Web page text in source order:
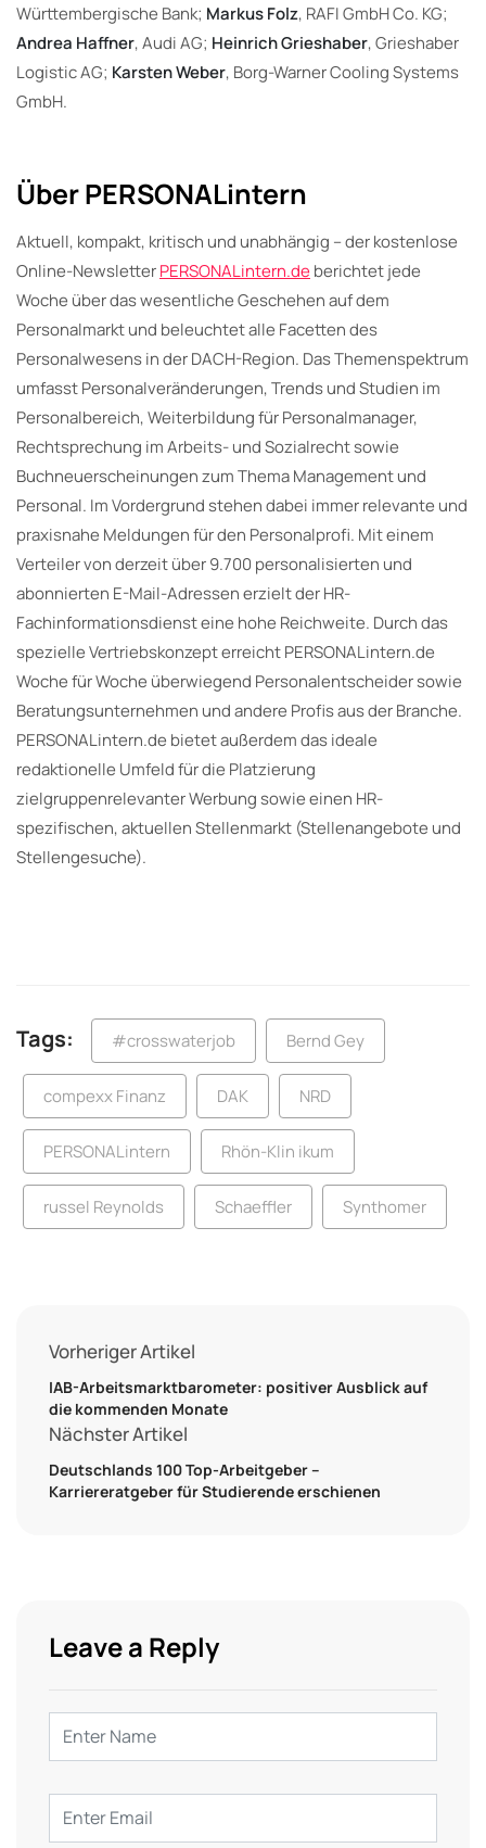
Württembergische Bank; Markus Folz, RAFI GmbH Co. KG;
Andrea Haffner, Audi AG; Heinrich Grieshaber, Grieshaber
Logistic AG; Karsten Weber, Borg-Warner Cooling Systems
GmbH.
Über PERSONALintern
Aktuell, kompakt, kritisch und unabhängig – der kostenlose
Online-NewsletterPERSONALintern.deberichtet jede
Woche über das wesentliche Geschehen auf dem
Personalmarkt und beleuchtet alle Facetten des
Personalwesens in der DACH-Region. Das Themenspektrum
umfasst Personalveränderungen, Trends und Studien im
Personalbereich, Weiterbildung für Personalmanager,
Rechtsprechung im Arbeits- und Sozialrecht sowie
Buchneuerscheinungen zum Thema Management und
Personal. Im Vordergrund stehen dabei immer relevante und
praxisnahe Meldungen für den Personalprofi. Mit einem
Verteiler von derzeit über 9.700 personalisierten und
abonnierten E-Mail-Adressen erzielt der HR-
Fachinformationsdienst eine hohe Reichweite. Durch das
spezielle Vertriebskonzept erreicht PERSONALintern.de
Woche für Woche überwiegend Personalentscheider sowie
Beratungsunternehmen und andere Profis aus der Branche.
PERSONALintern.de bietet außerdem das ideale
redaktionelle Umfeld für die Platzierung
zielgruppenrelevanter Werbung sowie einen HR-
spezifischen, aktuellen Stellenmarkt (Stellenangebote und
Stellengesuche).
Tags: #crosswaterjob Bernd Gey
compexx Finanz DAK NRD
PERSONALintern Rhön-Klin ikum
russel Reynolds Schaeffler Synthomer
Vorheriger Artikel
IAB-Arbeitsmarktbarometer: positiver Ausblick auf
die kommenden Monate
Nächster Artikel
Deutschlands 100 Top-Arbeitgeber –
Karriereratgeber für Studierende erschienen
Leave a Reply